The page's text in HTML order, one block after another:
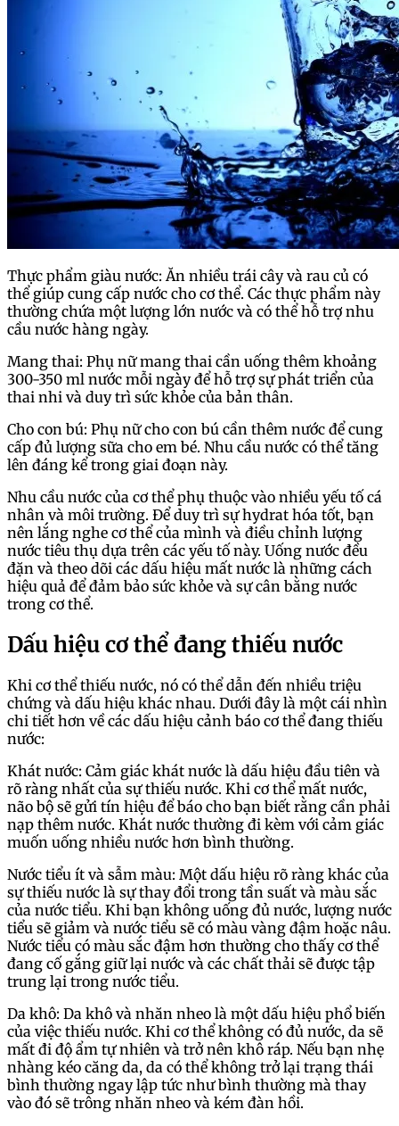
Thực phẩm giàu nước: Ăn nhiều trái cây và rau củ có
thể giúp cung cấp nước cho cơ thể. Các thực phẩm này
thường chứa một lượng lớn nước và có thể hỗ trợ nhu
cầu nước hàng ngày.
Mang thai: Phụ nữ mang thai cần uống thêm khoảng
300-350 ml nước mỗi ngày để hỗ trợ sự phát triển của
thai nhi và duy trì sức khỏe của bản thân.
Cho con bú: Phụ nữ cho con bú cần thêm nước để cung
cấp đủ lượng sữa cho em bé. Nhu cầu nước có thể tăng
lên đáng kể trong giai đoạn này.
Nhu cầu nước của cơ thể phụ thuộc vào nhiều yếu tố cá
nhân và môi trường. Để duy trì sự hydrat hóa tốt, bạn
nên lắng nghe cơ thể của mình và điều chỉnh lượng
nước tiêu thụ dựa trên các yếu tố này. Uống nước đều
đặn và theo dõi các dấu hiệu mất nước là những cách
hiệu quả để đảm bảo sức khỏe và sự cân bằng nước
trong cơ thể.
Dấu hiệu cơ thể đang thiếu nước
Khi cơ thể thiếu nước, nó có thể dẫn đến nhiều triệu
chứng và dấu hiệu khác nhau. Dưới đây là một cái nhìn
chi tiết hơn về các dấu hiệu cảnh báo cơ thể đang thiếu
nước:
Khát nước: Cảm giác khát nước là dấu hiệu đầu tiên và
rõ ràng nhất của sự thiếu nước. Khi cơ thể mất nước,
não bộ sẽ gửi tín hiệu để báo cho bạn biết rằng cần phải
nạp thêm nước. Khát nước thường đi kèm với cảm giác
muốn uống nhiều nước hơn bình thường.
Nước tiểu ít và sẫm màu: Một dấu hiệu rõ ràng khác của
sự thiếu nước là sự thay đổi trong tần suất và màu sắc
của nước tiểu. Khi bạn không uống đủ nước, lượng nước
tiểu sẽ giảm và nước tiểu sẽ có màu vàng đậm hoặc nâu.
Nước tiểu có màu sắc đậm hơn thường cho thấy cơ thể
đang cố gắng giữ lại nước và các chất thải sẽ được tập
trung lại trong nước tiểu.
Da khô: Da khô và nhăn nheo là một dấu hiệu phổ biến
của việc thiếu nước. Khi cơ thể không có đủ nước, da sẽ
mất đi độ ẩm tự nhiên và trở nên khô ráp. Nếu bạn nhẹ
nhàng kéo căng da, da có thể không trở lại trạng thái
bình thường ngay lập tức như bình thường mà thay
vào đó sẽ trông nhăn nheo và kém đàn hồi.